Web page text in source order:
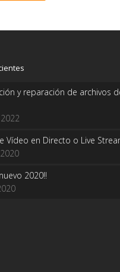
y reparación de archivos
Vídeo en Directo o Live
2020!!